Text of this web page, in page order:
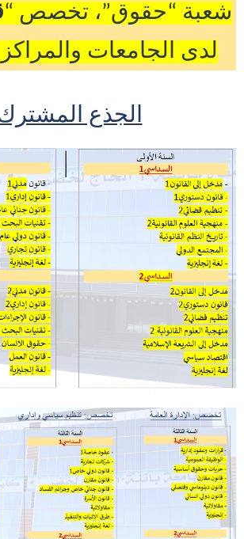
شعبة “حقوق”، تخصص “
لدى الجامعات والمراكز
الجذع